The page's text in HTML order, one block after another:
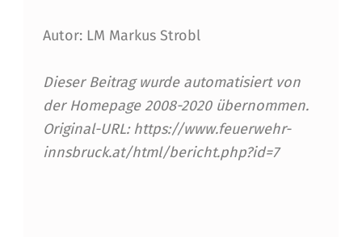
Autor: LM Markus Strobl
Dieser Beitrag wurde automatisiert von
der Homepage 2008-2020 übernommen.
Original-URL: https://www.feuerwehr-
innsbruck.at/html/bericht.php?id=7